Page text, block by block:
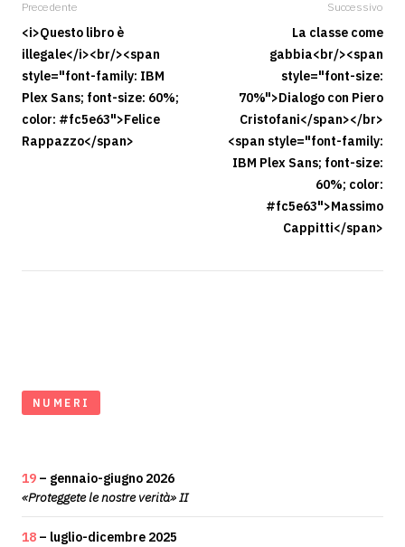
Precedente
<i>Questo libro è
illegale</i><br/><span
style="font-family: IBM
Plex Sans; font-size: 60%;
color: #fc5e63">Felice
Rappazzo</span>
Successivo
La classe come
gabbia<br/><span
style="font-size:
70%">Dialogo con Piero
Cristofani</span></br>
<span style="font-family:
IBM Plex Sans; font-size:
60%; color:
#fc5e63">Massimo
Cappitti</span>
NUMERI
19 – gennaio-giugno 2026
«Proteggete le nostre verità» II
18 – luglio-dicembre 2025